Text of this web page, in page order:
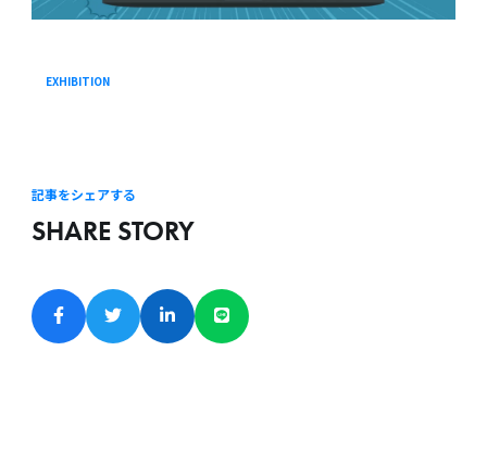
EXHIBITION
記事をシェアする
SHARE STORY